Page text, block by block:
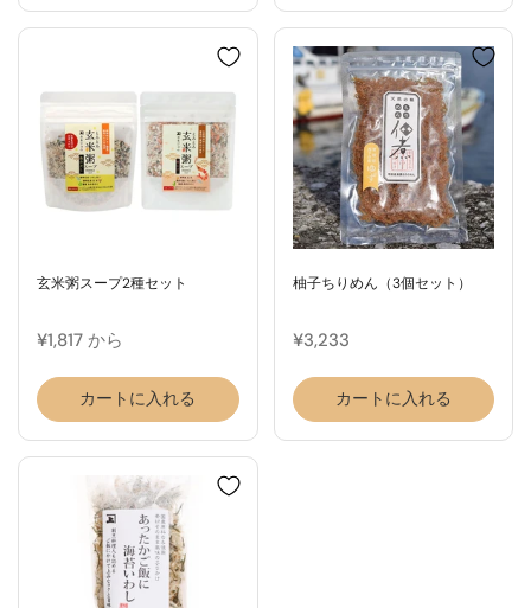
玄米粥スープ2種セット
¥1,817 から
カートに入れる
柚子ちりめん（3個セット）
¥3,233
カートに入れる